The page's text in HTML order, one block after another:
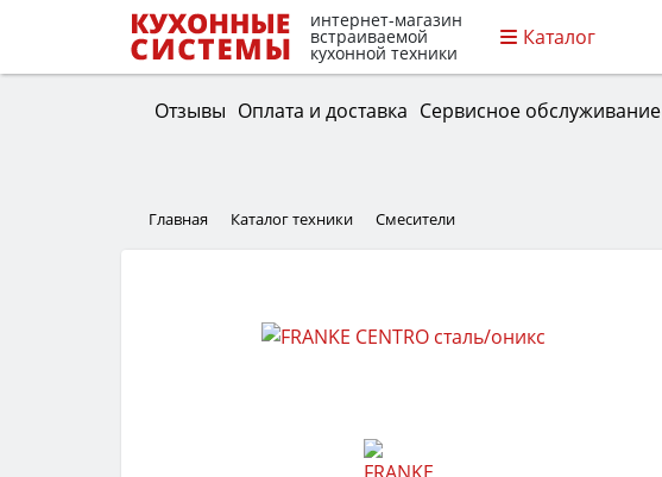
интернет-магазин
встраиваемой
кухонной техники
Каталог
Отзывы Оплата и доставка Сервисное обслуживание
Главная Каталог техники Смесители